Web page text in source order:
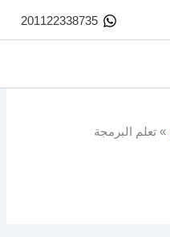
201122338735
تعلم البرمجة